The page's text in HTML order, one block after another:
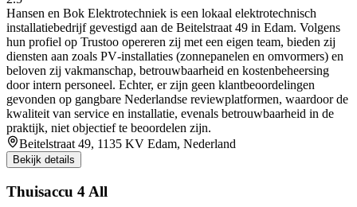
Hansen en Bok Elektrotechniek is een lokaal elektrotechnisch
installatiebedrijf gevestigd aan de Beitelstraat 49 in Edam. Volgens
hun profiel op Trustoo opereren zij met een eigen team, bieden zij
diensten aan zoals PV‑installaties (zonnepanelen en omvormers) en
beloven zij vakmanschap, betrouwbaarheid en kostenbeheersing
door intern personeel. Echter, er zijn geen klantbeoordelingen
gevonden op gangbare Nederlandse reviewplatformen, waardoor de
kwaliteit van service en installatie, evenals betrouwbaarheid in de
praktijk, niet objectief te beoordelen zijn.
Beitelstraat 49, 1135 KV Edam, Nederland
Bekijk details
Thuisaccu 4 All